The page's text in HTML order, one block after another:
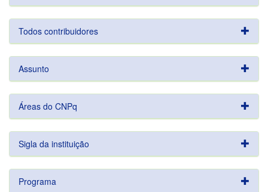
Todos contribuidores
Assunto
Áreas do CNPq
Sigla da instituição
Programa